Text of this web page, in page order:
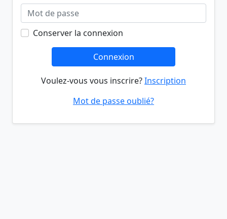
Conserver la connexion
Connexion
Voulez-vous vous inscrire?Inscription
Mot de passe oublié?